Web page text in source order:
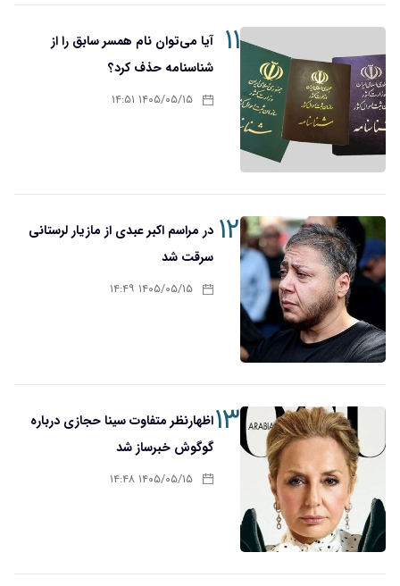
۱۱
آیا می‌توان نام همسر سابق را از
شناسنامه حذف کرد؟
۱۴۰۵/۰۵/۱۵ ۱۴:۵۱
۱۲ در مراسم اکبر عبدی از مازیار لرستانی
سرقت شد
۱۴۰۵/۰۵/۱۵ ۱۴:۴۹
۱۳اظهارنظر متفاوت سینا حجازی درباره
گوگوش خبرساز شد
۱۴۰۵/۰۵/۱۵ ۱۴:۴۸